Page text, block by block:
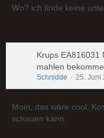
Wo? ich finde keine
Krups EA816031
mahlen
Schnidde 25. Juni
Moin, das wäre cool.
schauen kann.